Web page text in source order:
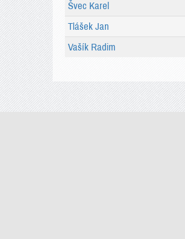
Švec Karel
Tlášek Jan
Vašík Radim